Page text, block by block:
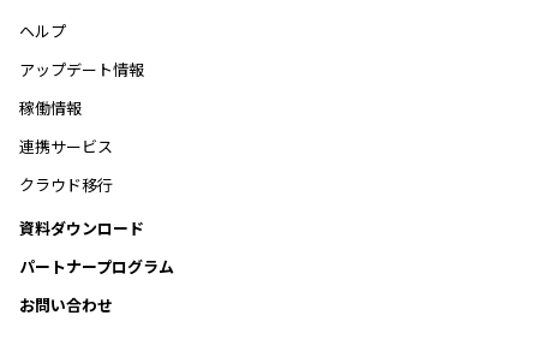
ヘルプ
アップデート情報
稼働情報
連携サービス
クラウド移行
資料ダウンロード
パートナープログラム
お問い合わせ